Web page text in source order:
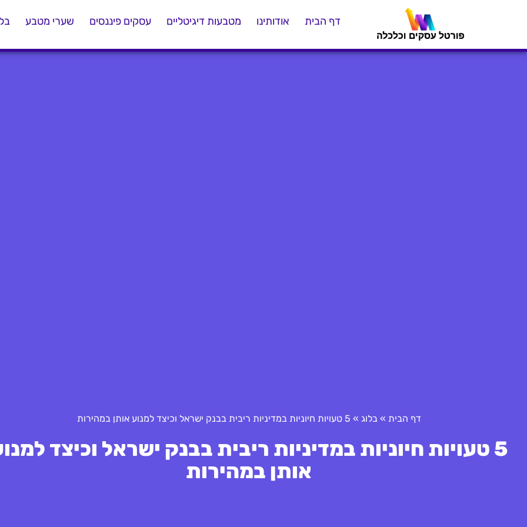
דף הבית אודותינו מטבעות דיגיטליים עסקים פיננסים שערי מטבע
דף הבית » בלוג » 5 טעויות חיוניות במדיניות ריבית בבנק ישראל וכיצד למנוע אותן במהירות
5 טעויות חיוניות במדיניות ריבית בבנק ישראל וכיצד
אותן במהירות